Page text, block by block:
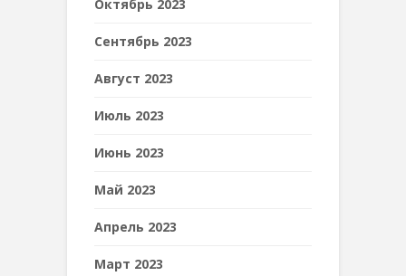
Октябрь 2023
Сентябрь 2023
Август 2023
Июль 2023
Июнь 2023
Май 2023
Апрель 2023
Март 2023